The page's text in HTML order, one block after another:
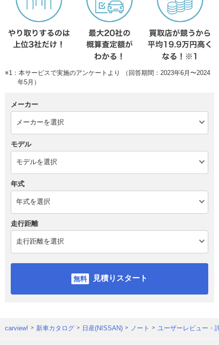
※1：本サービスで実施のアンケートより （回答期間：2023年6月〜2024
年5月）
メーカー
モデル
年式
走行距離
見積りスタート
carview! 新車カタログ 日産(NISSAN) ノート ユーザーレビュー・